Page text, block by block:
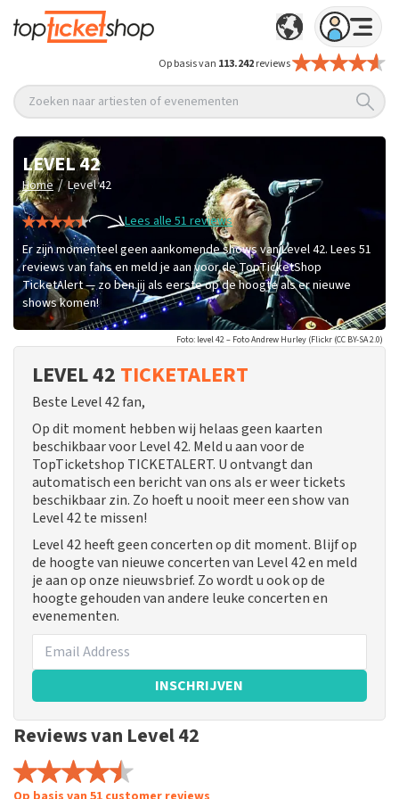
Op basis van 113.242reviews
Zoeken naar artiesten of evenementen
LEVEL 42
Home / Level 42
Lees alle 51 reviews
Er zijn momenteel geen aankomende shows van Level 42. Lees 51
reviews van fans en meld je aan voor de TopTicketShop
TicketAlert — zo ben jij als eerste op de hoogte als er nieuwe
shows komen!
Foto: level 42 – Foto Andrew Hurley (Flickr (CC BY-SA 2.0)
LEVEL 42 TICKETALERT
Beste Level 42 fan,
Op dit moment hebben wij helaas geen kaarten
beschikbaar voor Level 42. Meld u aan voor de
TopTicketshop TICKETALERT. U ontvangt dan
automatisch een bericht van ons als er weer tickets
beschikbaar zin. Zo hoeft u nooit meer een show van
Level 42 te missen!
Level 42 heeft geen concerten op dit moment. Blijf op
de hoogte van nieuwe concerten van Level 42 en meld
je aan op onze nieuwsbrief. Zo wordt u ook op de
hoogte gehouden van andere leuke concerten en
evenementen.
INSCHRIJVEN
Reviews van Level 42